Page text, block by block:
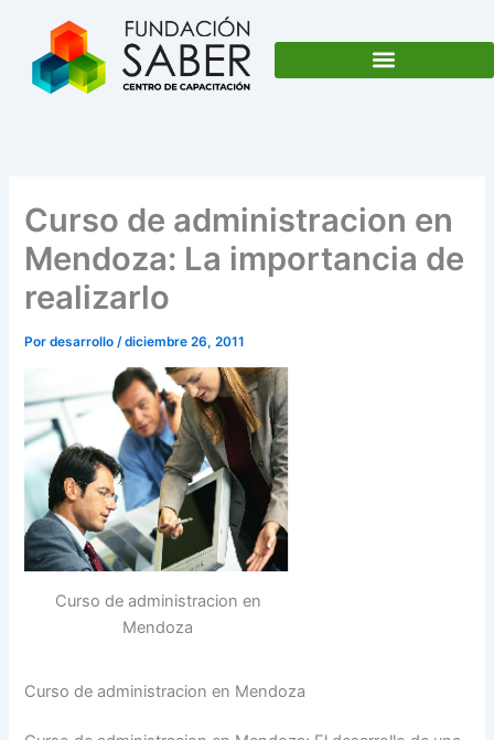
contenido
Curso de administracion en
Mendoza: La importancia de
realizarlo
Pordesarrollo/diciembre 26, 2011
Curso de administracion en
Mendoza
Curso de administracion en Mendoza